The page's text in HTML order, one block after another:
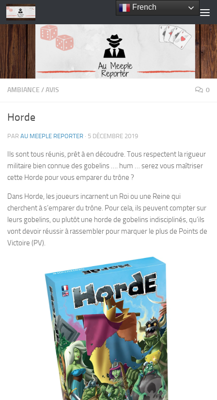
Skip to content
AMBIANCE /AVIS 0
Horde
PAR AU MEEPLE REPORTER · 5 DÉCEMBRE 2019
Ils sont tous réunis, prêt à en découdre. Tous respectent la rigueur
militaire bien connue des gobelins …. hum … serez vous maîtriser
cette Horde pour vous emparer du trône ?
Dans Horde, les joueurs incarnent un Roi ou une Reine qui
cherchent à s’emparer du trône. Pour cela, ils peuvent compter sur
leurs gobelins, ou plutôt une horde de gobelins indisciplinés, qu’ils
vont devoir réussir à rassembler pour marquer le plus de Points de
Victoire (PV).
French